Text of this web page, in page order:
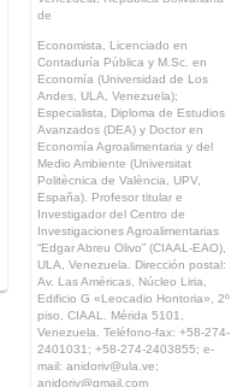
de
Economista, Licenciado en
Contaduría Pública y M.Sc. en
Economía (Universidad de Los
Andes, ULA, Venezuela);
Especialista, Diploma de Estudios
Avanzados (DEA) y Doctor en
Economía Agroalimentaria y del
Medio Ambiente (Universitat
Politècnica de València, UPV,
España). Profesor titular e
Investigador del Centro de
Investigaciones Agroalimentarias
“Edgar Abreu Olivo” (CIAAL-EAO),
ULA, Venezuela. Dirección postal:
Av. Las Américas, Núcleo Liria,
Edificio G «Leocadio Hontoria», 2º
piso, CIAAL. Mérida 5101,
Venezuela. Teléfono-fax: +58-274-
2401031; +58-274-2403855; e-
mail: anidoriv@ula.ve;
anidoriv@gmail.com